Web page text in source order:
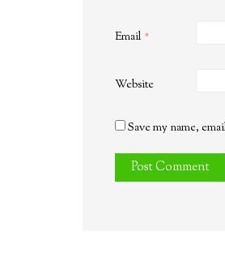
Email *
Website
Save my name,